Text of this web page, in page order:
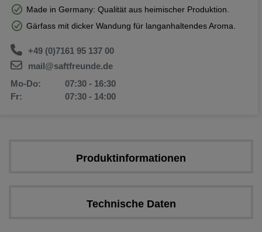
Made in Germany: Qualität aus heimischer Produktion.
Gärfass mit dicker Wandung für langanhaltendes Aroma.
+49 (0)7161 95 137 00
mail@saftfreunde.de
Mo-Do:
07:30 - 16:30
Fr:
07:30 - 14:00
Produktinformationen
Technische Daten